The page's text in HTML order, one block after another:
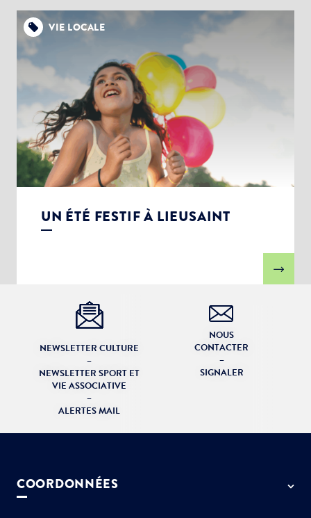
VIE LOCALE
UN ÉTÉ FESTIF À LIEUSAINT
NEWSLETTER CULTURE
–
NEWSLETTER SPORT ET
VIE ASSOCIATIVE
–
ALERTES MAIL
NOUS
CONTACTER
–
SIGNALER
COORDONNÉES